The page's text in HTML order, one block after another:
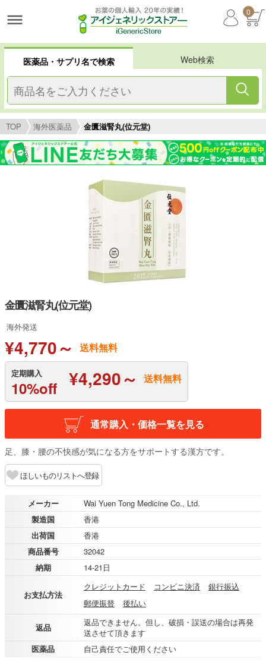
0
医薬品・サプリ名で検索 Web検索
TOP 海外医薬品 金匱滋腎丸(位元堂)
金匱滋腎丸(位元堂)
海外発送
¥4,770～ 送料無料
定期購入
10%off ¥4,290～ 送料無料
通常購入・価格一覧を見る
足、膝・腰の不快感が気になる方をサポートする漢方です。
ほしいものリストへ登録
メーカー
Wai Yuen Tong Medicine Co., Ltd.
製造国
香港
出荷国
香港
商品番号
32042
納期
14-21日
お支払方法
クレジットカード コンビニ決済
銀行振込
郵便振替
後払い
返品
返品できません。但し、破損・誤送の場合は再発
送させて頂きます
医薬品
自己責任でご使用ください